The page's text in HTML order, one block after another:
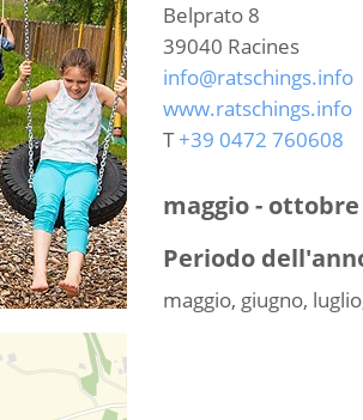
Belprato 8
39040 Racines
info@ratschings.info
www.ratschings.info
T+39 0472 760608
maggio - ottobre
Periodo
maggio, giugno,